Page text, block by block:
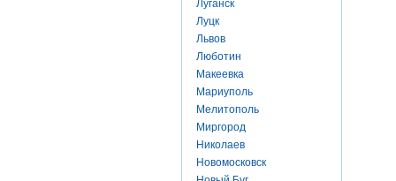
Луганск
Луцк
Львов
Люботин
Макеевка
Мариуполь
Мелитополь
Миргород
Николаев
Новомосковск